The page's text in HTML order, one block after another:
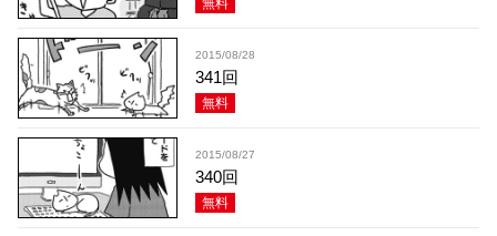
2015/08/28
341回
無料
2015/08/27
340回
無料